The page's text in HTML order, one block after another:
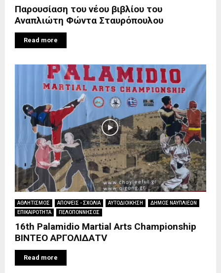
Παρουσίαση του νέου βιβλίου του
Αναπλιώτη Φώντα Σταυρόπουλου
Read more
ΑΘΛΗΤΙΣΜΟΣ ΑΠΟΨΕΙΣ - ΣΧΟΛΙΑ ΑΥΤΟΔΙΟΙΚΗΣΗ
ΔΗΜΟΣ ΝΑΥΠΛΙΕΩΝ
ΕΠΙΚΑΙΡΟΤΗΤΑ
ΠΕΛΟΠΟΝΝΗΣΟΣ
16th Palamidio Martial Arts Championship
ΒΙΝΤΕΟ ΑΡΓΟΛΙΔΑTV
Read more